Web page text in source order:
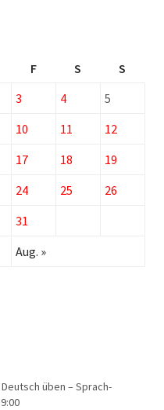
F S
S
3 4
5
10 11
12
17 18
19
24 25
26
31
Aug. »
üben – Sprach-